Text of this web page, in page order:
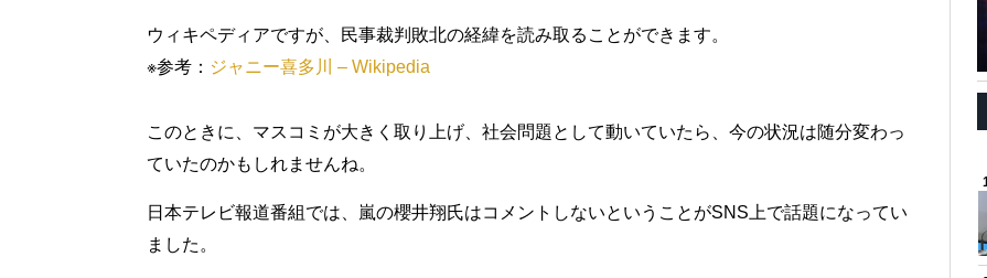
ウィキペディアですが、民事裁判敗北の経緯を読み取ることができます。
※参考： ジャニー喜多川 – Wikipedia
このときに、マスコミが大きく取り上げ、社会問題として動いていたら、今の状況は随分変わっ
ていたのかもしれませんね。
日本テレビ報道番組では、嵐の櫻井翔氏はコメントしないということがSNS上で話題になってい
ました。